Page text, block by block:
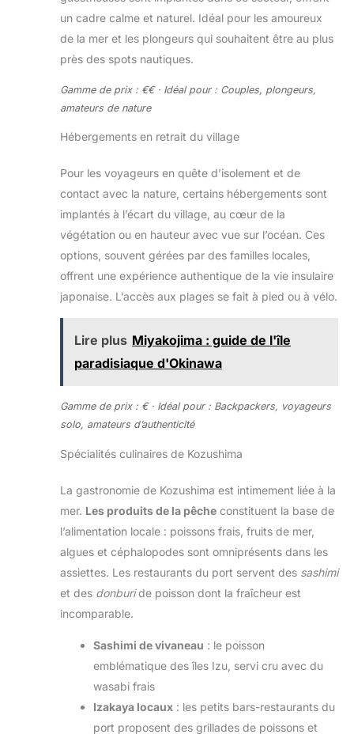
un cadre calme et naturel. Idéal pour les amoureux
de la mer et les plongeurs qui souhaitent être au plus
près des spots nautiques.
Gamme de prix : €€ · Idéal pour : Couples, plongeurs,
amateurs de nature
Hébergements en retrait du village
Pour les voyageurs en quête d’isolement et de
contact avec la nature, certains hébergements sont
implantés à l’écart du village, au cœur de la
végétation ou en hauteur avec vue sur l’océan. Ces
options, souvent gérées par des familles locales,
offrent une expérience authentique de la vie insulaire
japonaise. L’accès aux plages se fait à pied ou à vélo.
Lire plus Miyakojima : guide de l'île
paradisiaque d'Okinawa
Gamme de prix : € · Idéal pour : Backpackers, voyageurs
solo, amateurs d’authenticité
Spécialités culinaires de Kozushima
La gastronomie de Kozushima est intimement liée à la
mer. Les produits de la pêche constituent la base de
l’alimentation locale : poissons frais, fruits de mer,
algues et céphalopodes sont omniprésents dans les
assiettes. Les restaurants du port servent des sashimi
et des donburide poisson dont la fraîcheur est
incomparable.
Sashimi de vivaneau : le poisson
emblématique des îles Izu, servi cru avec du
wasabi frais
Izakaya locaux : les petits bars-restaurants du
port proposent des grillades de poissons et